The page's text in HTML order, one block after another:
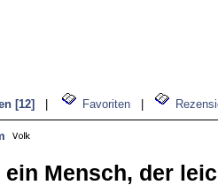
[12] Favoriten
ein Mensch, der